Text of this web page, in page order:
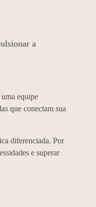
a
equipe
que conectam sua
diferenciada. Por
e superar